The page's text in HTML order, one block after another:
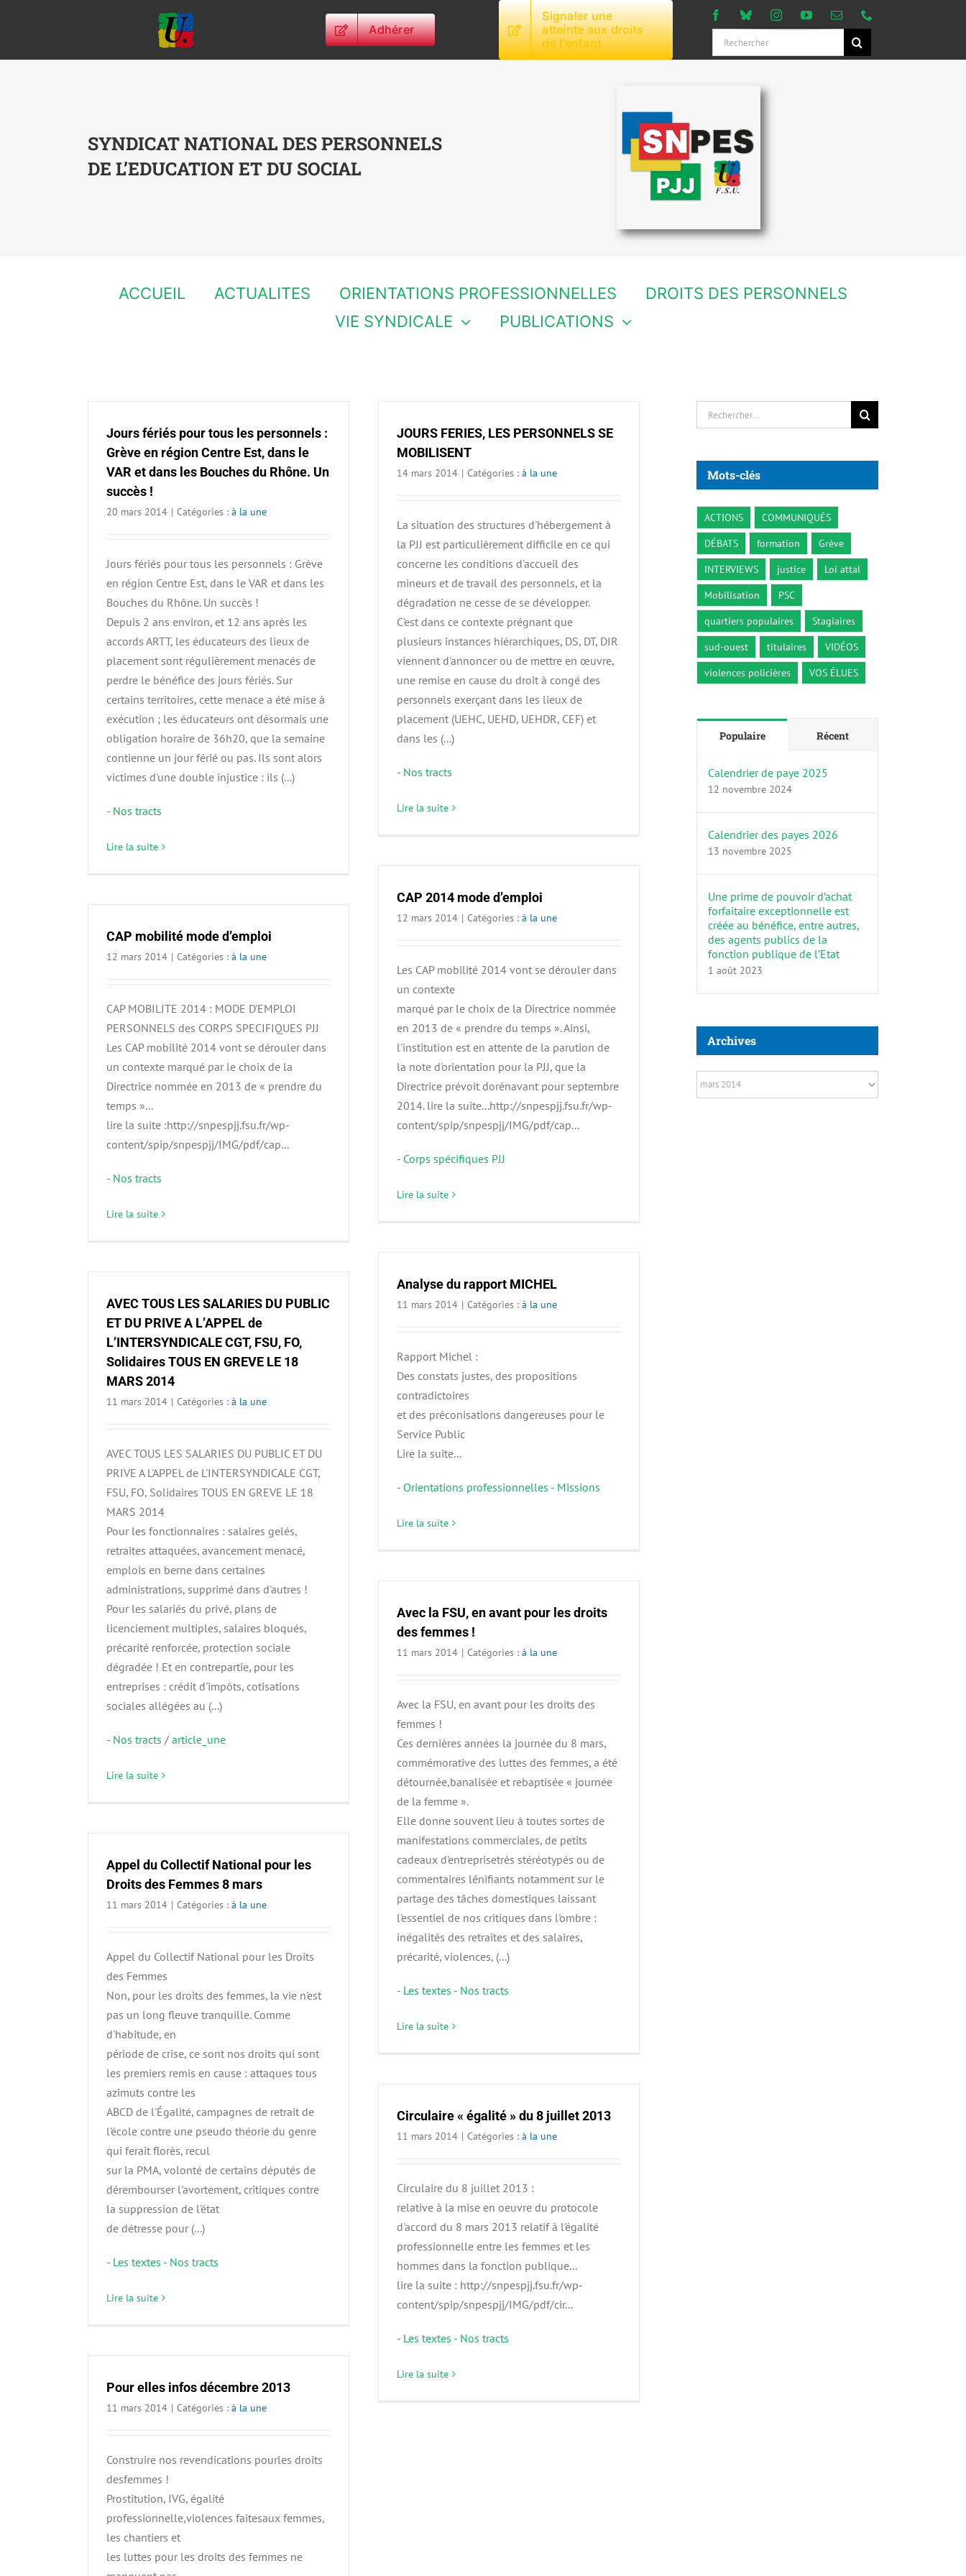
Adhérer
Signaler une
atteinte aux droits
de l’enfant
Rechercher:
SYNDICAT NATIONAL DES PERSONNELS
DE L’EDUCATION ET DU SOCIAL
ACCUEIL ACTUALITES ORIENTATIONS PROFESSIONNELLES
DROITS DES PERSONNELS
VIE SYNDICALE
PUBLICATIONS
Jours fériés pour tous les personnels :
Grève en région Centre Est, dans le
VAR et dans les Bouches du Rhône. Un
succès !
20 mars 2014 | Catégories : à la une
Jours fériés pour tous les personnels : Grève
en région Centre Est, dans le VAR et dans les
Bouches du Rhône. Un succès !
Depuis 2 ans environ, et 12 ans après les
accords ARTT, les éducateurs des lieux de
placement sont régulièrement menacés de
perdre le bénéfice des jours fériés. Sur
certains territoires, cette menace a été mise à
exécution ; les éducateurs ont désormais une
obligation horaire de 36h20, que la semaine
contienne un jour férié ou pas. Ils sont alors
victimes d'une double injustice : ils (...)
- Nos tracts
Lire la suite
JOURS FERIES, LES PERSONNELS SE
MOBILISENT
14 mars 2014 | Catégories : à la une
La situation des structures d'hébergement à
la PJJ est particulièrement difficile en ce qui
concerne les conditions d'accueil des
mineurs et de travail des personnels, et la
dégradation ne cesse de se développer.
C'est dans ce contexte prégnant que
plusieurs instances hiérarchiques, DS, DT, DIR
viennent d'annoncer ou de mettre en œuvre,
une remise en cause du droit à congé des
personnels exerçant dans les lieux de
placement (UEHC, UEHD, UEHDR, CEF) et
dans les (...)
- Nos tracts
Lire la suite
CAP 2014 mode d’emploi
12 mars 2014 | Catégories : à la une
Les CAP mobilité 2014 vont se dérouler dans
un contexte
marqué par le choix de la Directrice nommée
en 2013 de « prendre du temps ». Ainsi,
l'institution est en attente de la parution de
la note d'orientation pour la PJJ, que la
Directrice prévoit dorénavant pour septembre
2014. lire la suite...http://snpespjj.fsu.fr/wp-
content/spip/snpespjj/IMG/pdf/cap...
- Corps spécifiques PJJ
Lire la suite
CAP mobilité mode d’emploi
12 mars 2014 | Catégories : à la une
CAP MOBILITE 2014 : MODE D'EMPLOI
PERSONNELS des CORPS SPECIFIQUES PJJ
Les CAP mobilité 2014 vont se dérouler dans
un contexte marqué par le choix de la
Directrice nommée en 2013 de « prendre du
temps »...
lire la suite :http://snpespjj.fsu.fr/wp-
content/spip/snpespjj/IMG/pdf/cap...
- Nos tracts
Lire la suite
Analyse du rapport MICHEL
11 mars 2014 | Catégories : à la une
Rapport Michel :
Des constats justes, des propositions
contradictoires
et des préconisations dangereuses pour le
Service Public
Lire la suite...
- Orientations professionnelles - Missions
Lire la suite
AVEC TOUS LES SALARIES DU PUBLIC
ET DU PRIVE A L’APPEL de
L’INTERSYNDICALE CGT, FSU, FO,
Solidaires TOUS EN GREVE LE 18
MARS 2014
11 mars 2014 | Catégories : à la une
AVEC TOUS LES SALARIES DU PUBLIC ET DU
PRIVE A L'APPEL de L'INTERSYNDICALE CGT,
FSU, FO, Solidaires TOUS EN GREVE LE 18
MARS 2014
Pour les fonctionnaires : salaires gelés,
retraites attaquées, avancement menacé,
emplois en berne dans certaines
administrations, supprimé dans d'autres !
Pour les salariés du privé, plans de
licenciement multiples, salaires bloqués,
précarité renforcée, protection sociale
dégradée ! Et en contrepartie, pour les
entreprises : crédit d'impôts, cotisations
sociales allégées au (...)
- Nos tracts / article_une
Lire la suite
Avec la FSU, en avant pour les droits
des femmes !
11 mars 2014 | Catégories : à la une
Avec la FSU, en avant pour les droits des
femmes !
Ces dernières années la journée du 8 mars,
commémorative des luttes des femmes, a été
détournée,banalisée et rebaptisée « journée
de la femme ».
Elle donne souvent lieu à toutes sortes de
manifestations commerciales, de petits
cadeaux d'entreprisetrès stéréotypés ou de
commentaires lénifiants notamment sur le
partage des tâches domestiques laissant
l'essentiel de nos critiques dans l'ombre :
inégalités des retraites et des salaires,
précarité, violences, (...)
- Les textes - Nos tracts
Lire la suite
Appel du Collectif National pour les
Droits des Femmes 8 mars
11 mars 2014 | Catégories : à la une
Appel du Collectif National pour les Droits
des Femmes
Non, pour les droits des femmes, la vie n'est
pas un long fleuve tranquille. Comme
d'habitude, en
période de crise, ce sont nos droits qui sont
les premiers remis en cause : attaques tous
azimuts contre les
ABCD de l'Égalité, campagnes de retrait de
l'école contre une pseudo théorie du genre
qui ferait florès, recul
sur la PMA, volonté de certains députés de
dérembourser l'avortement, critiques contre
la suppression de l'état
de détresse pour (...)
- Les textes - Nos tracts
Lire la suite
Circulaire « égalité » du 8 juillet 2013
11 mars 2014 | Catégories : à la une
Circulaire du 8 juillet 2013 :
relative à la mise en oeuvre du protocole
d'accord du 8 mars 2013 relatif à l'égalité
professionnelle entre les femmes et les
hommes dans la fonction publique...
lire la suite : http://snpespjj.fsu.fr/wp-
content/spip/snpespjj/IMG/pdf/cir...
- Les textes - Nos tracts
Lire la suite
Pour elles infos décembre 2013
11 mars 2014 | Catégories : à la une
Construire nos revendications pourles droits
desfemmes !
Prostitution, IVG, égalité
professionnelle,violences faitesaux femmes,
les chantiers et
les luttes pour les droits des femmes ne
Rechercher:
Mots-clés
ACTIONS
COMMUNIQUÉS
DÉBATS
formation
Grève
INTERVIEWS
justice
Loi attal
Mobilisation
PSC
quartiers populaires
Stagiaires
sud-ouest
titulaires
VIDÉOS
violences policières
VOS ÉLUES
Populaire Récent
Calendrier de paye 2025
12 novembre 2024
Calendrier des payes 2026
13 novembre 2025
Une prime de pouvoir d’achat
forfaitaire exceptionnelle est
créée au bénéfice, entre autres,
des agents publics de la
fonction publique de l’Etat
1 août 2023
Archives
Archives